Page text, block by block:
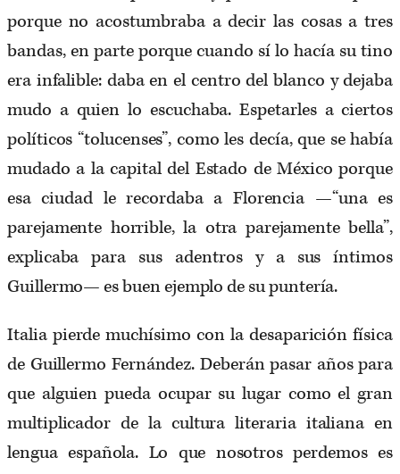
porque no acostumbraba a decir las cosas a tres
bandas, en parte porque cuando sí lo hacía su tino
era infalible: daba en el centro del blanco y dejaba
mudo a quien lo escuchaba. Espetarles a ciertos
políticos “tolucenses”, como les decía, que se había
mudado a la capital del Estado de México porque
esa ciudad le recordaba a Florencia —“una es
parejamente horrible, la otra parejamente bella”,
explicaba para sus adentros y a sus íntimos
Guillermo— es buen ejemplo de su puntería.
Italia pierde muchísimo con la desaparición física
de Guillermo Fernández. Deberán pasar años para
que alguien pueda ocupar su lugar como el gran
multiplicador de la cultura literaria italiana en
lengua española. Lo que nosotros perdemos es